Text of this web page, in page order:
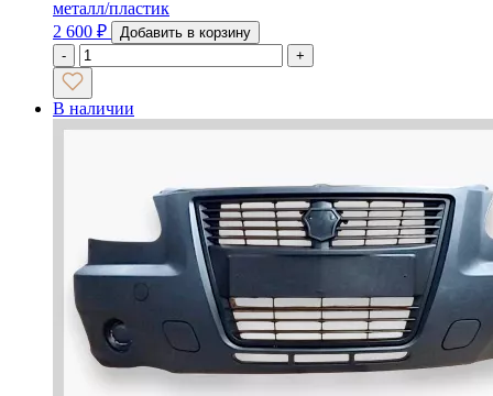
металл/пластик
2 600 ₽
Добавить в корзину
-
+
В наличии